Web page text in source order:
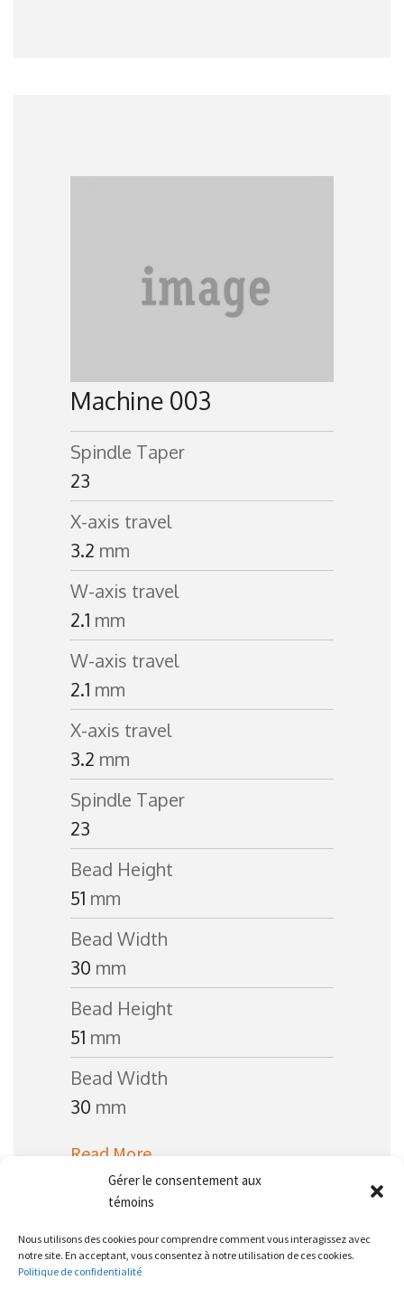
Gérer le consentement aux
témoins
Nous utilisons des cookies pour comprendre comment vous interagissez avec
notre site. En acceptant, vous consentez à notre utilisation de ces cookies.
Politique de confidentialité
Machine 003
Spindle Taper
23
X-axis travel
3.2 mm
W-axis travel
2.1 mm
W-axis travel
2.1 mm
X-axis travel
3.2 mm
Spindle Taper
23
Bead Height
51 mm
Bead Width
30 mm
Bead Height
51 mm
Bead Width
30 mm
Read More